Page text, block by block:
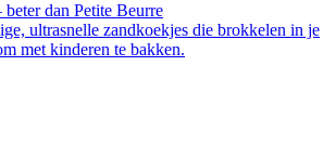
beter dan Petite Beurre
ultrasnelle zandkoekjes die brokkelen in je
met kinderen te bakken.